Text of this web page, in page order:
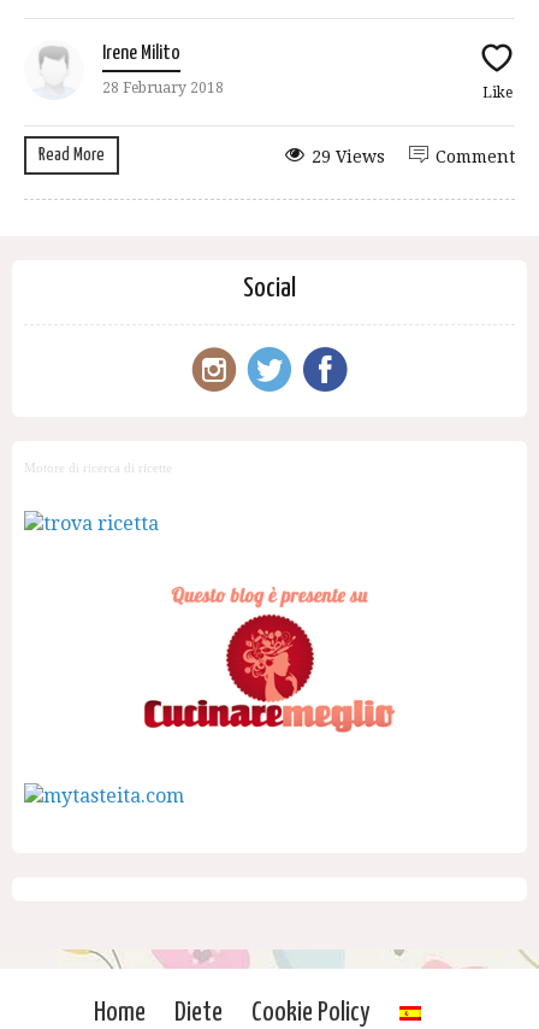
Irene Milito
28 February 2018 Like
Read More Comment
29 Views
Social
Motore di ricerca di ricette
Home Diete Cookie Policy